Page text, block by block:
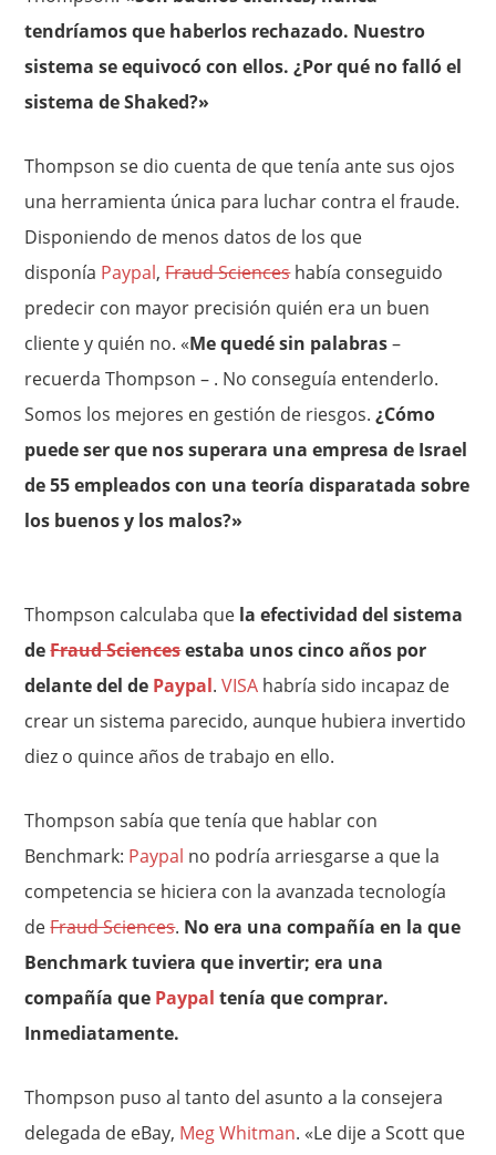
tendríamos que haberlos rechazado. Nuestro
sistema se equivocó con ellos. ¿Por qué no falló el
sistema de Shaked?»
Thompson se dio cuenta de que tenía ante sus ojos
una herramienta única para luchar contra el fraude.
Disponiendo de menos datos de los que
disponía Paypal,Fraud Scienceshabía conseguido
predecir con mayor precisión quién era un buen
cliente y quién no. «Me quedé sin palabras–
recuerda Thompson – . No conseguía entenderlo.
Somos los mejores en gestión de riesgos.¿Cómo
puede ser que nos superara una empresa de Israel
de 55 empleados con una teoría disparatada sobre
los buenos y los malos?»
Thompson calculaba que la efectividad del sistema
deFraud Sciencesestaba unos cinco años por
delante del de Paypal.VISA habría sido incapaz de
crear un sistema parecido, aunque hubiera invertido
diez o quince años de trabajo en ello.
Thompson sabía que tenía que hablar con
Benchmark: Paypal no podría arriesgarse a que la
competencia se hiciera con la avanzada tecnología
deFraud Sciences. No era una compañía en la que
Benchmark tuviera que invertir; era una
compañía que Paypal tenía que comprar.
Inmediatamente.
Thompson puso al tanto del asunto a la consejera
delegada de eBay, Meg Whitman. «Le dije a Scott que